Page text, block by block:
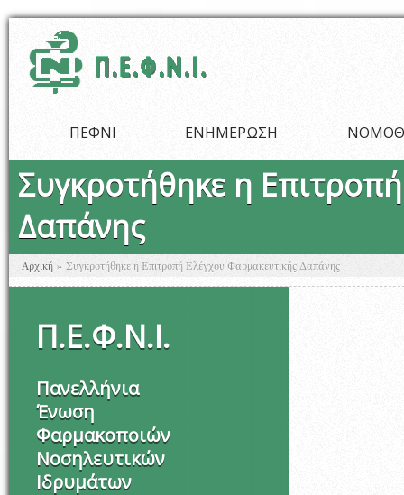
ΠΕΦΝΙ ΕΝΗΜΕΡΩΣΗ
Συγκροτήθηκε η
Δαπάνης
Είστε εδώ
Αρχική » Συγκροτήθηκε η Επιτροπή Ελέγχου Φαρμακευτικής Δαπάνης
Π.Ε.Φ.Ν.Ι.
Πανελλήνια
Ένωση
Φαρμακοποιών
Νοσηλευτικών
Ιδρυμάτων